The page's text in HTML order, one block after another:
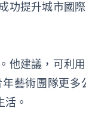
功提升城市國
他建議，可利
藝術團隊更
。